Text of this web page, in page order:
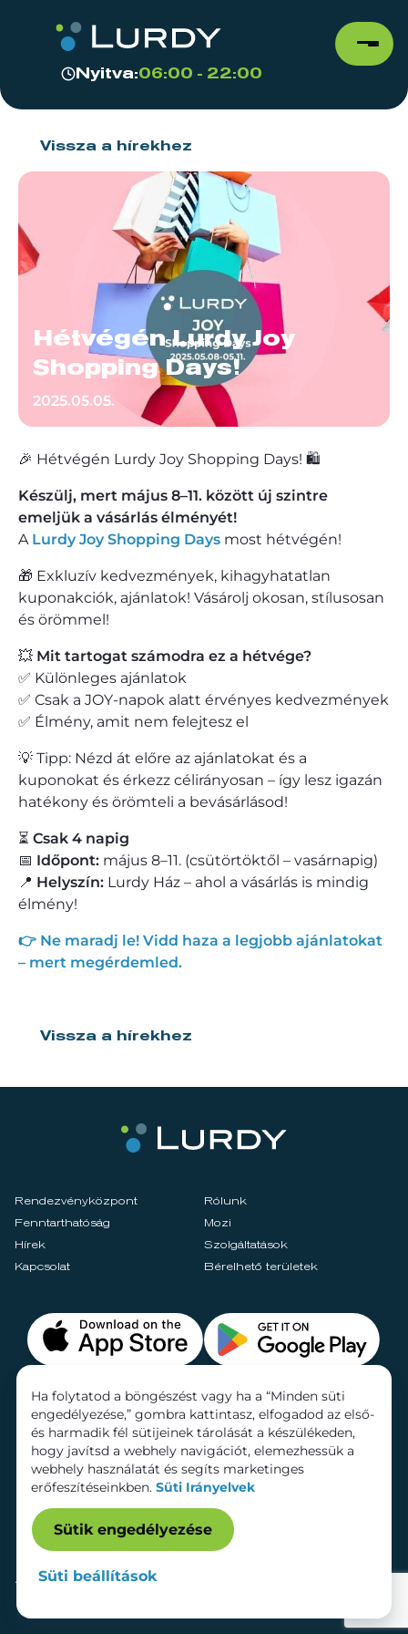
Nyitva:06:00 - 22:00
Vissza a hírekhez
Hétvégén Lurdy Joy
Shopping Days!
2025.05.05.
🎉 Hétvégén Lurdy Joy Shopping Days! 🛍️
Készülj, mert május 8–11. között új szintre
emeljük a vásárlás élményét!
A Lurdy Joy Shopping Days most hétvégén!
🎁 Exkluzív kedvezmények, kihagyhatatlan
kuponakciók, ajánlatok! Vásárolj okosan, stílusosan
és örömmel!
💥 Mit tartogat számodra ez a hétvége?
✅ Különleges ajánlatok
✅ Csak a JOY-napok alatt érvényes kedvezmények
✅ Élmény, amit nem felejtesz el
💡 Tipp: Nézd át előre az ajánlatokat és a
kuponokat és érkezz célirányosan – így lesz igazán
hatékony és örömteli a bevásárlásod!
⏳ Csak 4 napig
📅 Időpont: május 8–11. (csütörtöktől – vasárnapig)
📍 Helyszín: Lurdy Ház – ahol a vásárlás is mindig
élmény!
👉 Ne maradj le! Vidd haza a legjobb ajánlatokat
– mert megérdemled.
Vissza a hírekhez
Rendezvényközpont
Rólunk
Fenntarthatóság
Mozi
Hírek
Szolgáltatások
Kapcsolat
Bérelhető területek
Adatkezelési tájékoztatóDokumentumok
Ha folytatod a böngészést vagy ha a “Minden süti
engedélyezése,” gombra kattintasz, elfogadod az első-
és harmadik fél sütijeinek tárolását a készülékeden,
hogy javítsd a webhely navigációt, elemezhessük a
webhely használatát és segíts marketinges
erőfeszítéseinkben. Süti Irányelvek
Sütik engedélyezése
Süti beállítások